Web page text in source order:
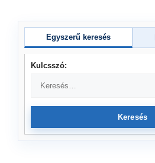
Egyszerű keresés
Kulcsszó:
Keresés